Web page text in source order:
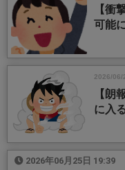
【衝
可能
2026/06/
【朗
に入
2026年06月25日 19:39